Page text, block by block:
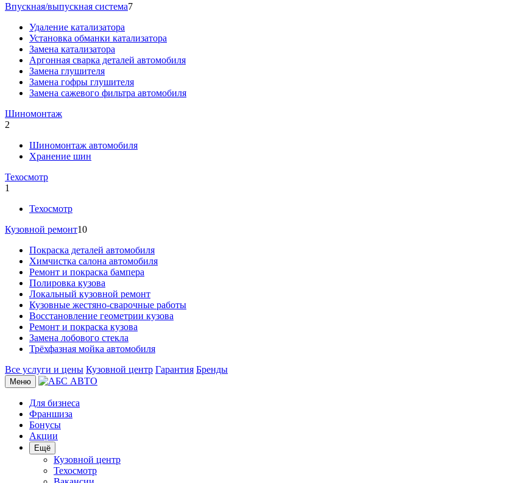
Впускная/выпускная система7
Удаление катализатора
Установка обманки катализатора
Замена катализатора
Аргонная сварка деталей автомобиля
Замена глушителя
Замена гофры глушителя
Замена сажевого фильтра автомобиля
Шиномонтаж
2
Шиномонтаж автомобиля
Хранение шин
Техосмотр
1
Техосмотр
Кузовной ремонт10
Покраска деталей автомобиля
Химчистка салона автомобиля
Ремонт и покраска бампера
Полировка кузова
Локальный кузовной ремонт
Кузовные жестяно-сварочные работы
Восстановление геометрии кузова
Ремонт и покраска кузова
Замена лобового стекла
Трёхфазная мойка автомобиля
Все услуги и цены Кузовной центр Гарантия Бренды
Меню
Для бизнеса
Франшиза
Бонусы
Акции
Ещё
Кузовной центр
Техосмотр